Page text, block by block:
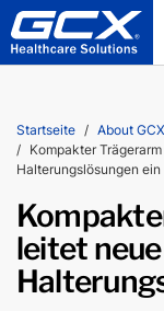
Startseite About GCX
Kompakter
Halterungslösungen ein
leitet